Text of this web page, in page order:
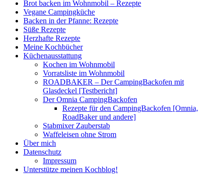
Brot backen im Wohnmobil – Rezepte
Vegane Campingküche
Backen in der Pfanne: Rezepte
Süße Rezepte
Herzhafte Rezepte
Meine Kochbücher
Küchenausstattung
Kochen im Wohnmobil
Vorratsliste im Wohnmobil
ROADBAKER – Der CampingBackofen mit
Glasdeckel [Testbericht]
Der Omnia CampingBackofen
Rezepte für den CampingBackofen [Omnia,
RoadBaker und andere]
Stabmixer Zauberstab
Waffeleisen ohne Strom
Über mich
Datenschutz
Impressum
Unterstütze meinen Kochblog!